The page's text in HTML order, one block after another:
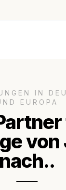
IN
EUROPA
von
nach..